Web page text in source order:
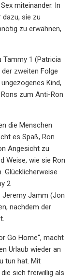
miteinander. In
dazu, sie zu
zu erwähnen,
Tammy 1 (Patricia
zweiten Folge
Kind,
zum Anti-Ron
die Menschen
es Spaß, Ron
Angesicht zu
Weise, wie sie Ron
Glücklicherweise
2
Jeremy Jamm (Jon
nachdem der
Go Home“, macht
Urlaub wieder an
tun hat. Mit
sich freiwillig als